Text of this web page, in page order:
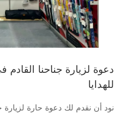
دعوة لزيارة جناحنا
للهدايا
نود أن نقدم لك دعوة حارة لزيارة